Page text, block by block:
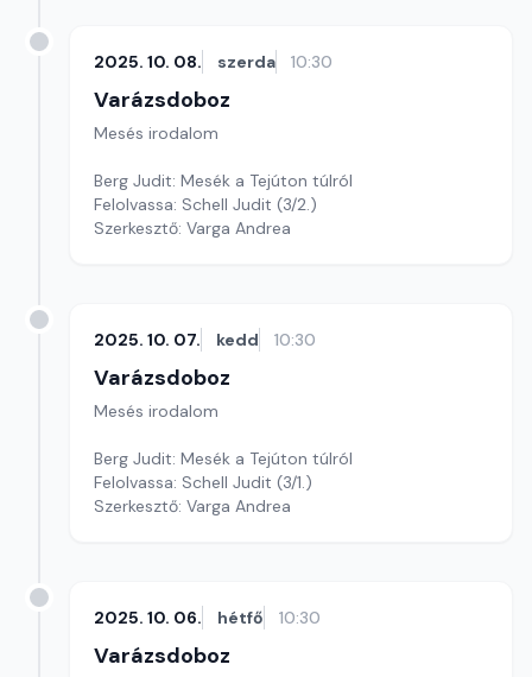
2025. 10. 08. szerda 10:30
Varázsdoboz
Mesés irodalom
Berg Judit: Mesék a Tejúton túlról
Felolvassa: Schell Judit (3/2.)
Szerkesztő: Varga Andrea
2025. 10. 07. kedd 10:30
Varázsdoboz
Mesés irodalom
Berg Judit: Mesék a Tejúton túlról
Felolvassa: Schell Judit (3/1.)
Szerkesztő: Varga Andrea
2025. 10. 06. hétfő 10:30
Varázsdoboz